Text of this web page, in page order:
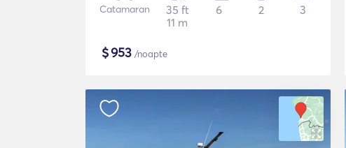
Catamaran
35 ft
11 m
6 2 3
$953 /noapte